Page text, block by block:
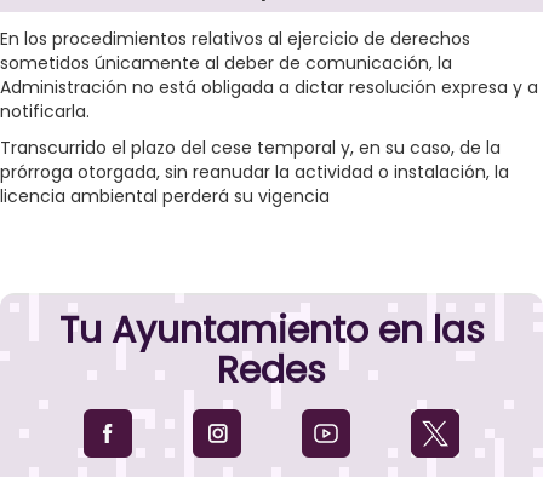
En los procedimientos relativos al ejercicio de derechos
sometidos únicamente al deber de comunicación, la
Administración no está obligada a dictar resolución expresa y a
notificarla.
Transcurrido el plazo del cese temporal y, en su caso, de la
prórroga otorgada, sin reanudar la actividad o instalación, la
licencia ambiental perderá su vigencia
Tu Ayuntamiento en las
Redes